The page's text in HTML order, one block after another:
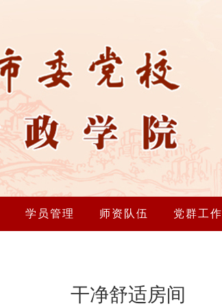
学员管理 师资队伍 党群工作
干净舒适房间